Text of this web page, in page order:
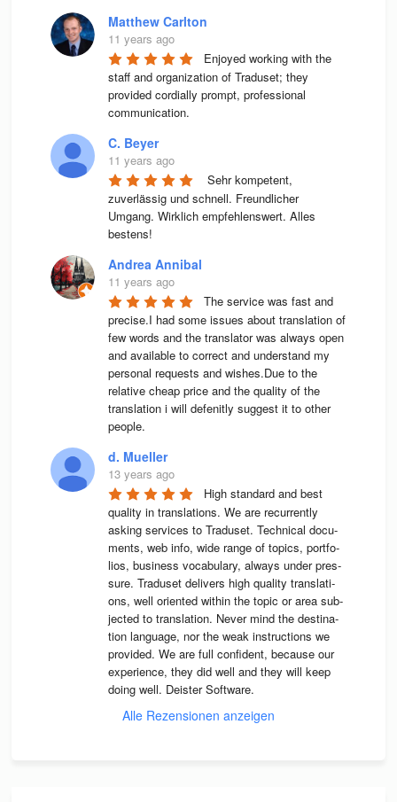
Matthew Carlton
11 years ago
Enjoyed working with the
staff and organization of Traduset; they
provided cordially prompt, professional
communication.
C. Beyer
11 years ago
Sehr kompetent,
zuverlässig und schnell. Freundlicher
Umgang. Wirklich empfehlenswert. Alles
bestens!
Andrea Annibal
11 years ago
The service was fast and
precise.I had some issues about translation of
few words and the translator was always open
and available to correct and understand my
personal requests and wishes.Due to the
relative cheap price and the quality of the
translation i will defenitly suggest it to other
people.
d. Mueller
13 years ago
High stan­dard and best
qua­lity in trans­la­ti­ons. We are recur­rently
asking ser­vices to Tra­du­set. Tech­ni­cal docu­
ments, web info, wide range of topics, port­fo­
lios, busi­ness voca­bu­lary, always under pres­
sure. Tra­du­set deli­vers high qua­lity trans­la­ti­
ons, well ori­en­ted wit­hin the topic or area sub­
jec­ted to trans­la­tion. Never mind the desti­na­
tion lan­guage, nor the weak instruc­tions we
pro­vi­ded. We are full con­fi­dent, because our
expe­ri­ence, they did well and they will keep
doing well. Deis­ter Software.
Alle Rezensionen anzeigen